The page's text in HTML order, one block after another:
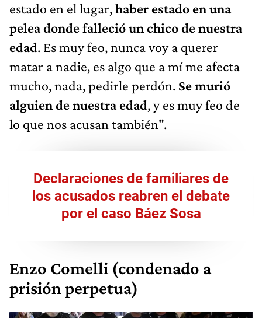
estado en el lugar,haber estado en una
pelea donde falleció un chico de nuestra
edad. Es muy feo, nunca voy a querer
matar a nadie, es algo que a mí me afecta
mucho, nada, pedirle perdón. Se murió
alguien de nuestra edad, y es muy feo de
lo que nos acusan también".
Declaraciones de familiares de
los acusados reabren el debate
por el caso Báez Sosa
Enzo Comelli (condenado a
prisión perpetua)